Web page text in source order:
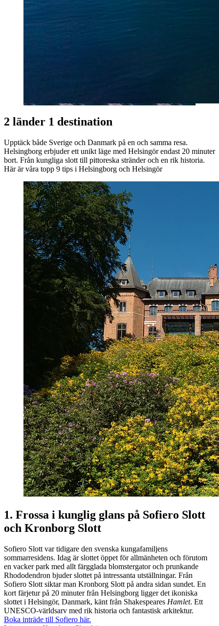
2 länder 1 destination
Upptäck både Sverige och Danmark på en och samma resa.
Helsingborg erbjuder ett unikt läge med Helsingör endast 20 minuter
bort. Från kungliga slott till pittoreska stränder och en rik historia.
Här är våra topp 9 tips i Helsingborg och Helsingör
1. Frossa i kunglig glans på Sofiero Slott
och Kronborg Slott
Sofiero Slott var tidigare den svenska kungafamiljens
sommarresidens. Idag är slottet öppet för allmänheten och förutom
en vacker park med allt färgglada blomstergator och prunkande
Rhododendron bjuder slottet på intressanta utställningar. Från
Sofiero Slott siktar man Kronborg Slott på andra sidan sundet. En
kort färjetur på 20 minuter från Helsingborg ligger det ikoniska
slottet i Helsingör, Danmark, känt från Shakespeares Hamlet. Ett
UNESCO-världsarv med rik historia och fantastisk arkitektur.
Boka inträde till Sofiero här.